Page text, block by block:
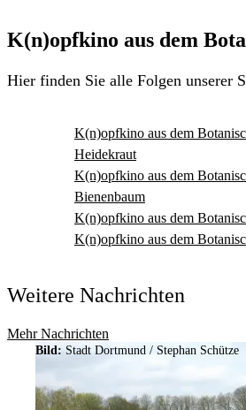
K(n)opfkino aus dem
Hier finden Sie alle Folgen unserer
K(n)opfkino aus dem
Heidekraut
K(n)opfkino aus dem
Bienenbaum
K(n)opfkino aus dem
K(n)opfkino aus dem
Weitere Nachrichten
Mehr Nachrichten
Bild: Stadt Dortmund / Stephan Schütze